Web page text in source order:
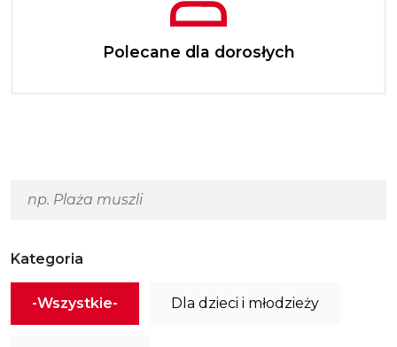
Polecane dla dorosłych
Kategoria
-Wszystkie- Dla dzieci i młodzieży